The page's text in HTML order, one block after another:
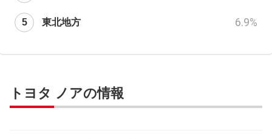
東北地方 6.9%
トヨタ ノアの情報